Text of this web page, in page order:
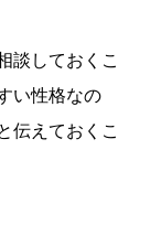
談しておくこ
い性格なの
伝えておくこ